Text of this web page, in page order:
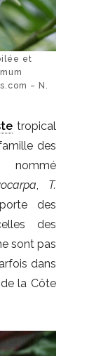
et
– N.
tropical
des
, T.
des
des
sont pas
dans
la Côte